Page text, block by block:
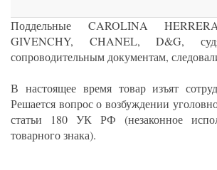
Поддельные CAROLINA
GIVENCHY, CHANEL, D&G,
сопроводительным документам,
В настоящее время товар изъят
Решается вопрос о возбуждении
статьи 180 УК РФ (незаконное
товарного знака).